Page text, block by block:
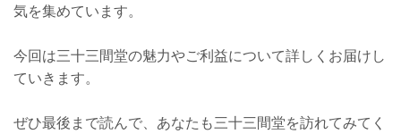
気を集めています。
今回は三十三間堂の魅力やご利益について詳しくお届けし
ていきます。
ぜひ最後まで読んで、あなたも三十三間堂を訪れてみてく